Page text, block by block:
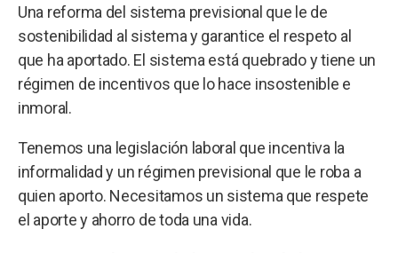
Una reforma del sistema previsional que le de
sostenibilidad al sistema y garantice el respeto al
que ha aportado. El sistema está quebrado y tiene un
régimen de incentivos que lo hace insostenible e
inmoral.
Tenemos una legislación laboral que incentiva la
informalidad y un régimen previsional que le roba a
quien aporto. Necesitamos un sistema que respete
el aporte y ahorro de toda una vida.